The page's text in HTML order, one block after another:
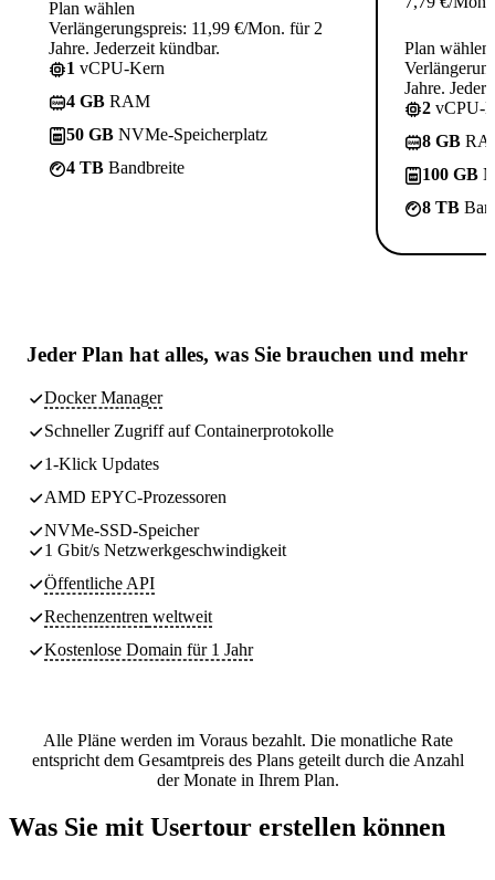
Plan wählen
Verlängerungspreis: 11,99 €/Mon. für 2
Jahre. Jederzeit kündbar.
1 vCPU-Kern
4 GB RAM
50 GB NVMe-Speicherplatz
4 TB Bandbreite
Plan wählen
Jahre.
2 vCPU-
8 GB
100 GB
8 TB
Jeder Plan hat alles, was Sie brauchen und mehr
Docker Manager
Schneller Zugriff auf Containerprotokolle
1-Klick Updates
AMD EPYC-Prozessoren
NVMe-SSD-Speicher
1 Gbit/s Netzwerkgeschwindigkeit
Öffentliche API
Rechenzentren weltweit
Kostenlose Domain für 1 Jahr
Alle Pläne werden im Voraus bezahlt. Die monatliche Rate
entspricht dem Gesamtpreis des Plans geteilt durch die Anzahl
der Monate in Ihrem Plan.
Was Sie mit Usertour erstellen können